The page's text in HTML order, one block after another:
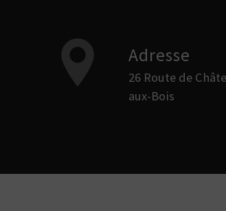
Adresse
26 Route de Châtenoy, 45530 Sury-
aux-Bois